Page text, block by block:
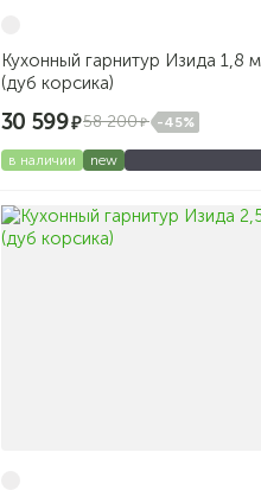
Кухонный гарнитур Изида 1,8
(дуб корсика)
30 599 58 200 -45%
в наличии new